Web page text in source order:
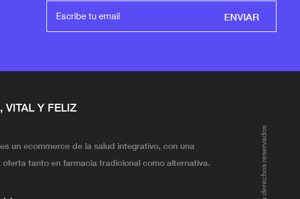
ENVIAR
VITAL Y FELIZ
un ecommerce de la salud integrativo, con una
oferta tanto en farmacia tradicional como alternativa.